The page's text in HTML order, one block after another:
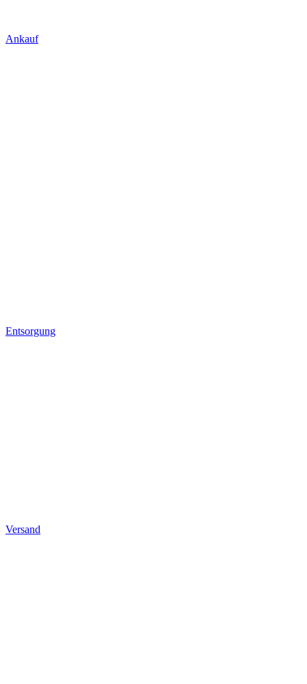
Ankauf
Entsorgung
Versand